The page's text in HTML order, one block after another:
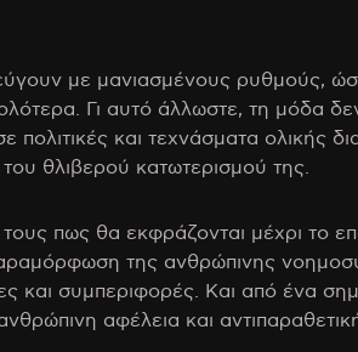
με μανιασμένους ρυθμούς,
Γι αυτό άλλωστε, τη μόδα
και τεχνάσματα ολικής
θλιβερού κατωτερισμού της.
πως θα εκφράζονται μέχρι το
της ανθρώπινης
και συμπεριφορές. Και από ένα
αφέλεια και